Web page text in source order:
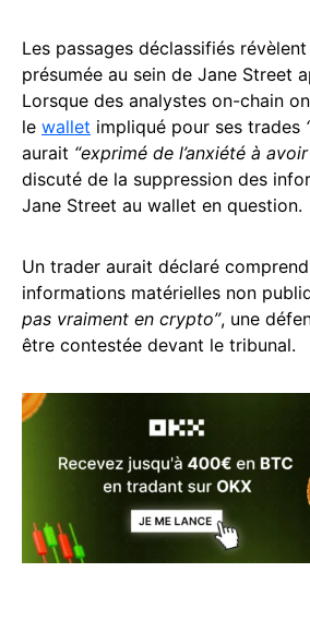
Les passages déclassifiés
présumée au sein de Jane Street
Lorsque des analystes on-chain
le wallet impliqué pour ses trades
aurait “exprimé de l’anxiété à
discuté de la suppression des
Jane Street au wallet en question.
Un trader aurait déclaré
informations matérielles non
pas vraiment en crypto”, une
être contestée devant le tribunal.